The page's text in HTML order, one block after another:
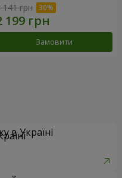
141 грн
Замовити
в Україні